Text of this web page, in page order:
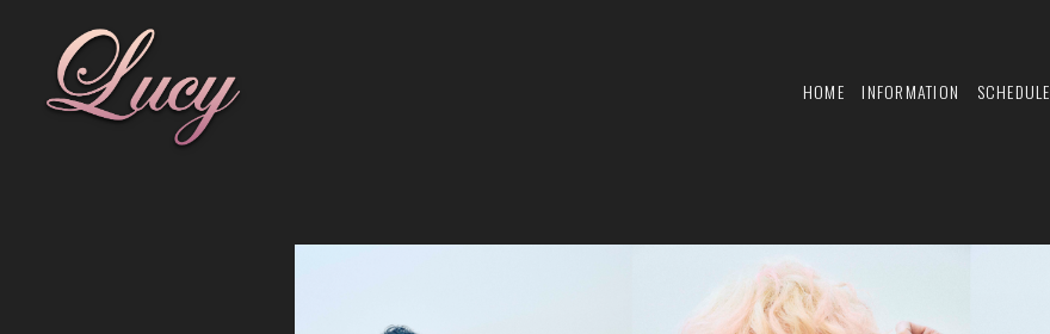
HOME INFORMATION SCHEDULE